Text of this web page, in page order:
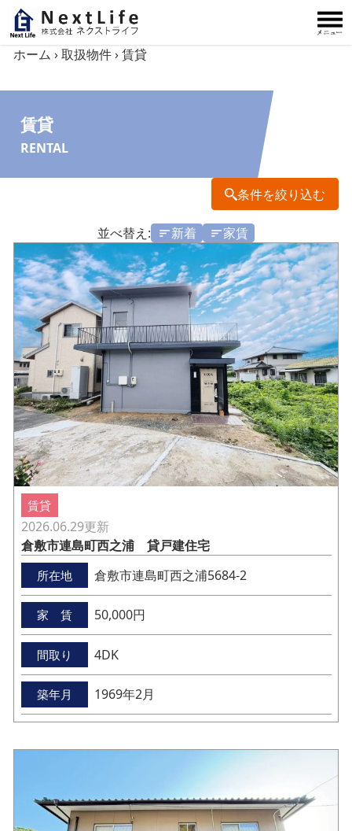
内容をスキップ
ホーム ›取扱物件›賃貸
賃貸
RENTAL
条件を絞り込む
並べ替え: 新着 家賃
賃貸
2026.06.29更新
倉敷市連島町西之浦 貸戸建住宅
所在地 倉敷市連島町西之浦5684-2
家 賃 50,000円
間取り 4DK
築年月 1969年2月